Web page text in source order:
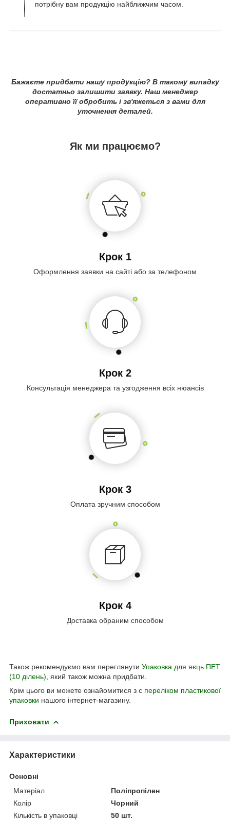
потрібну вам продукцію найближчим часом.
Бажаєте придбати нашу продукцію? В такому випадку
достатньо залишити заявку. Наш менеджер
оперативно її обробить і зв'яжеться з вами для
уточнення деталей.
Як ми працюємо?
Крок 1
Оформлення заявки на сайті або за телефоном
Крок 2
Консультація менеджера та узгодження всіх нюансів
Крок 3
Оплата зручним способом
Крок 4
Доставка обраним способом
Також рекомендуємо вам переглянути Упаковка для яєць ПЕТ
(10 ділень) , який також можна придбати.
Крім цього ви можете ознайомитися з с переліком пластикової
упаковки нашого інтернет-магазину.
Приховати
Характеристики
Основні
Матеріал
Поліпропілен
Колір
Чорний
Кількість в упаковці
50 шт.